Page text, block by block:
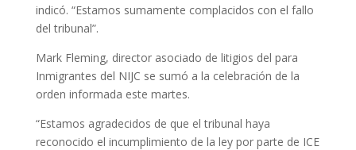
indicó. “Estamos sumamente complacidos con el fallo
del tribunal”.
Mark Fleming, director asociado de litigios del para
Inmigrantes del NIJC se sumó a la celebración de la
orden informada este martes.
“Estamos agradecidos de que el tribunal haya
reconocido el incumplimiento de la ley por parte de ICE